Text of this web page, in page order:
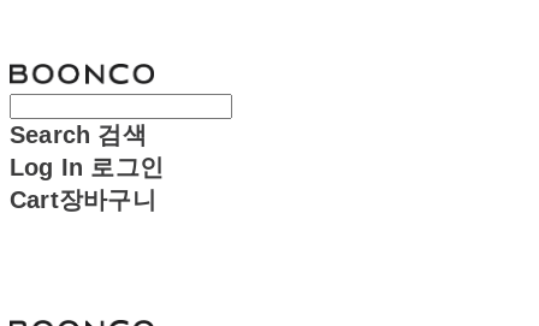
Search 검색
Log In 로그인
Cart장바구니